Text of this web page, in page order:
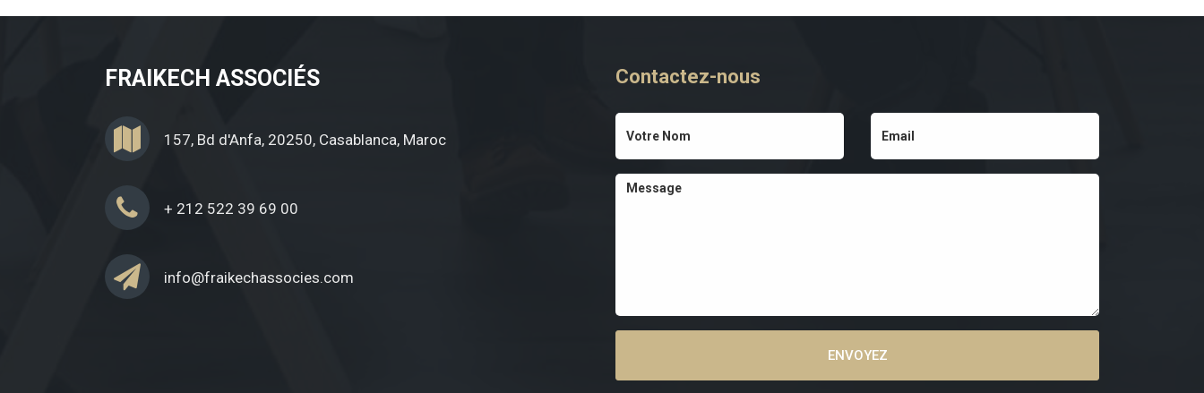
FRAIKECH ASSOCIÉS
157, Bd d'Anfa, 20250, Casablanca, Maroc
+ 212 522 39 69 00
info@fraikechassocies.com
Contactez-nous
ENVOYEZ